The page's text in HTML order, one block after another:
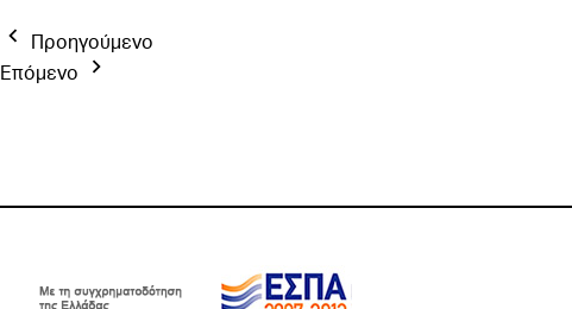
Προηγούμενο
Επόμενο